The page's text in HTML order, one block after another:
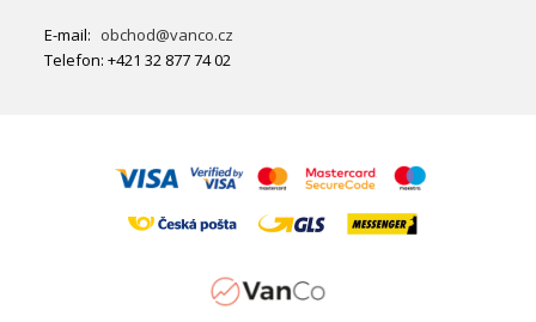
E-mail: obchod@vanco.cz
Telefon: +421 32 877 74 02